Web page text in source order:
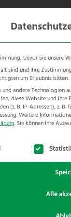
auch schnell
bevor Sie unsere
alt sind und Ihre
um Erlaubnis bitten.
andere Technologien
diese Website und Ihre
(z. B. IP-Adressen), z.
Weitere
. Sie können Ihre
der Service-
Alle